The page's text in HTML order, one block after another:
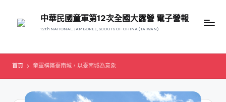
中華民國童軍第12次全國大露營 電子營報
12th NATIONAL JAMBOREE, SCOUTS OF CHINA (TAIWAN)
首頁 童軍構築臺南城，以臺南城為意象